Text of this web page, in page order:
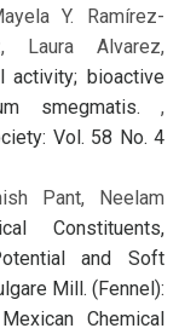
Y. Ramírez-
Laura Alvarez,
activity; bioactive
smegmatis. ,
Vol. 58 No. 4
Pant, Neelam
Constituents,
and Soft
Mill. (Fennel):
Chemical